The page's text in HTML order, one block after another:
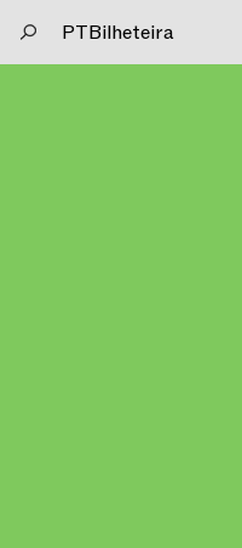
PTBilheteira